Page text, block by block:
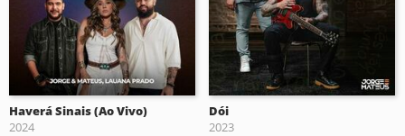
Haverá Sinais (Ao Vivo)
2024
Dói
2023